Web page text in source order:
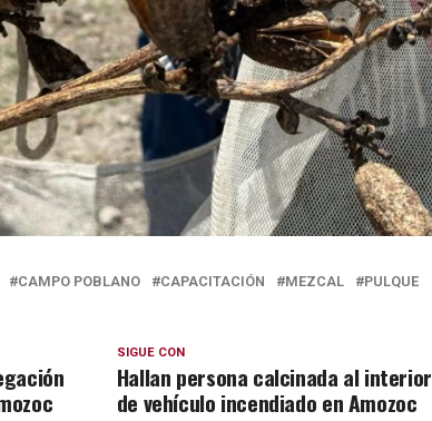
CAMPO POBLANO CAPACITACIÓN MEZCAL
PULQUE
SIGUE CON
Hallan persona calcinada al interior
de vehículo incendiado en Amozoc